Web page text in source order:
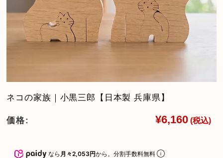
ネコの家族｜小黒三郎【日本製 兵庫県】
価格: ¥6,160 (税込)
なら 月々2,053円から。分割手数料無料